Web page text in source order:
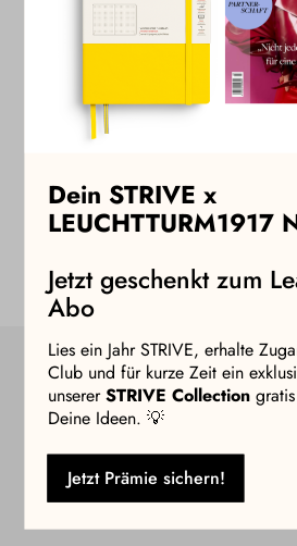
Zu den STRIVE
Kontakt
04103 7044811
KI-Sprachassistent für häufige Fragen
Dein STRIVE x
LEUCHTTURM1917
Jetzt geschenkt zum
Abo
Lies ein Jahr STRIVE, erhalte
Club und für kurze Zeit ein
unsererSTRIVE Collection
Deine Ideen. 💡
Jetzt Prämie sichern!